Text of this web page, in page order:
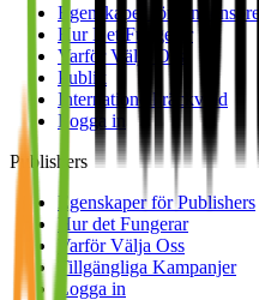
Egenskaper för Annonsörer
Hur Det Fungerar
Varför Välja Oss
Publik
Internationell räckvidd
Logga in
Publishers
Egenskaper för Publishers
Hur det Fungerar
Varför Välja Oss
Tillgängliga Kampanjer
Logga in